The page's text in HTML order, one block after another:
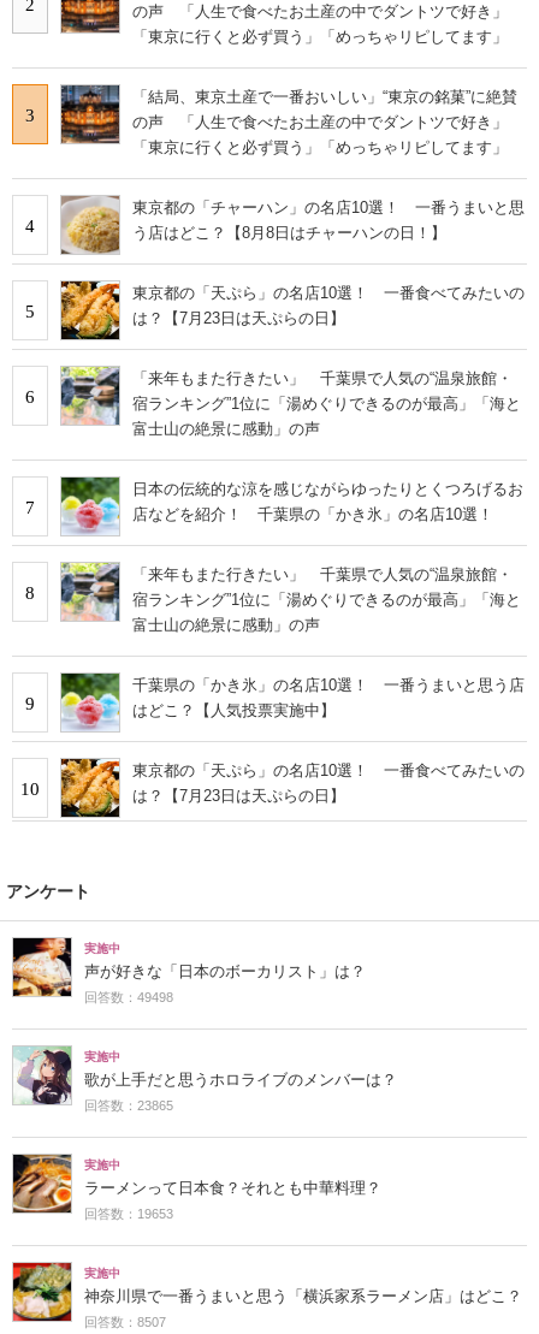
2
の声 「人生で食べたお土産の中でダントツで好き」
「東京に行くと必ず買う」「めっちゃリピしてます」
3
「結局、東京土産で一番おいしい」“東京の銘菓”に絶賛
の声 「人生で食べたお土産の中でダントツで好き」
「東京に行くと必ず買う」「めっちゃリピしてます」
4
東京都の「チャーハン」の名店10選！ 一番うまいと思
う店はどこ？【8月8日はチャーハンの日！】
5
東京都の「天ぷら」の名店10選！ 一番食べてみたいの
は？【7月23日は天ぷらの日】
6
「来年もまた行きたい」 千葉県で人気の“温泉旅館・
宿ランキング”1位に「湯めぐりできるのが最高」「海と
富士山の絶景に感動」の声
7
日本の伝統的な涼を感じながらゆったりとくつろげるお
店などを紹介！ 千葉県の「かき氷」の名店10選！
8
「来年もまた行きたい」 千葉県で人気の“温泉旅館・
宿ランキング”1位に「湯めぐりできるのが最高」「海と
富士山の絶景に感動」の声
9
千葉県の「かき氷」の名店10選！ 一番うまいと思う店
はどこ？【人気投票実施中】
10
東京都の「天ぷら」の名店10選！ 一番食べてみたいの
は？【7月23日は天ぷらの日】
アンケート
実施中
声が好きな「日本のボーカリスト」は？
回答数：49498
実施中
歌が上手だと思うホロライブのメンバーは？
回答数：23865
実施中
ラーメンって日本食？それとも中華料理？
回答数：19653
実施中
神奈川県で一番うまいと思う「横浜家系ラーメン店」はどこ？
回答数：8507